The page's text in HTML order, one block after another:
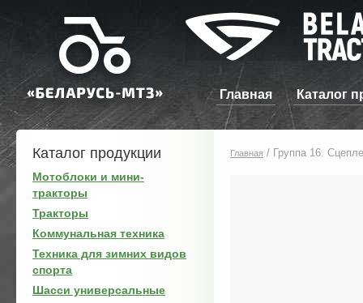
Главная Каталог
Каталог продукции
Мотоблоки и мини-
тракторы
Тракторы
Коммунальная техника
Техника для зимних видов
спорта
Шасси универсальные
Главная / Группа 16.